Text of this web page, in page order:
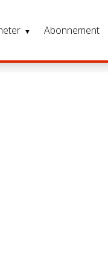
Abonnement